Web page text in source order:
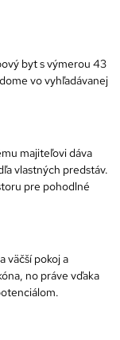
byt s výmerou 43
vo vyhľadávanej
majiteľovi dáva
vlastných predstáv.
pre pohodlné
väčší pokoj a
no práve vďaka